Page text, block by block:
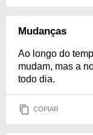
Mudanças
Ao longo do
mudam, mas a
todo dia.
COPIAR